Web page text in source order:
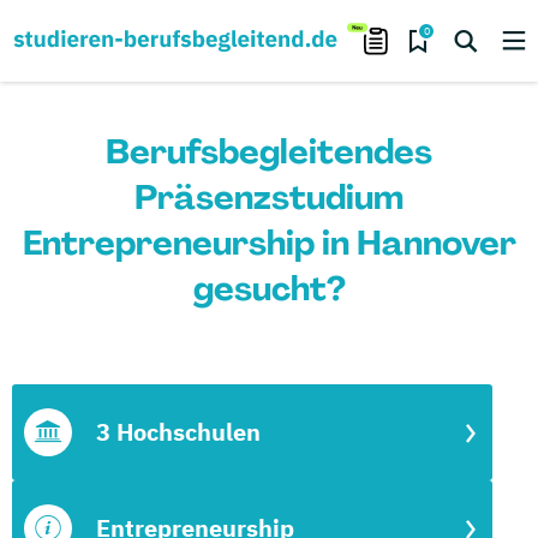
0
Berufsbegleitendes
Präsenzstudium
Entrepreneurship in Hannover
gesucht?
Entrepreneurship
3 Hochschulen